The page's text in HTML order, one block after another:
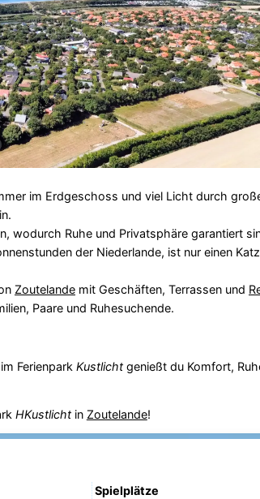
im Erdgeschoss und viel Licht durch
wodurch Ruhe und Privatsphäre garantiert
der Niederlande, ist nur einen
Zoutelandemit Geschäften, Terrassen und
Paare und Ruhesuchende.
Ferienpark Kustlichtgenießt du Komfort,
HKustlichtin Zoutelande!
Spielplätze